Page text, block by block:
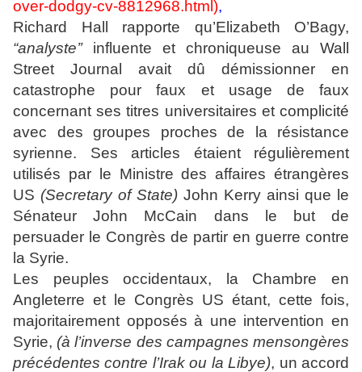
over-dodgy-cv-8812968.html ),
Richard Hall rapporte qu’Elizabeth O’Bagy,
“analyste’’influente et chroniqueuse au Wall
Street Journal avait dû démissionner en
catastrophe pour faux et usage de faux
concernant ses titres universitaires et complicité
avec des groupes proches de la résistance
syrienne. Ses articles étaient régulièrement
utilisés par le Ministre des affaires étrangères
US (Secretary of State) John Kerry ainsi que le
Sénateur John McCain dans le but de
persuader le Congrès de partir en guerre contre
la Syrie.
Les peuples occidentaux, la Chambre en
Angleterre et le Congrès US étant, cette fois,
majoritairement opposés à une intervention en
Syrie, (à l’inverse des campagnes mensongères
précédentes contre l’Irak ou la Libye), un accord